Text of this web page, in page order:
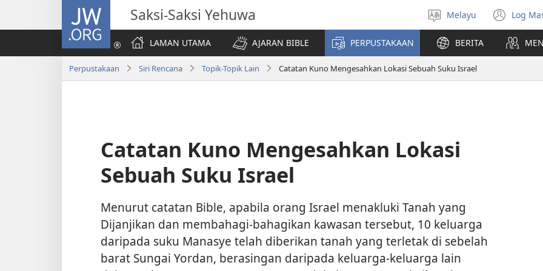
JW.ORG Saksi-Saksi Yehuwa
Pilih
Bahasa
Melayu Log
LAMAN UTAMA
AJARAN BIBLE PERPUSTAKAAN BERITA
Perpustakaan Siri Rencana Topik-Topik Lain Catatan Kuno Mengesahkan Lokasi Sebuah Suku Israel
Catatan Kuno Mengesahkan Lokasi
Sebuah Suku Israel
Menurut catatan Bible, apabila orang Israel menakluki Tanah yang
Dijanjikan dan membahagi-bahagikan kawasan tersebut, 10 keluarga
daripada suku Manasye telah diberikan tanah yang terletak di sebelah
barat Sungai Yordan, berasingan daripada keluarga-keluarga lain